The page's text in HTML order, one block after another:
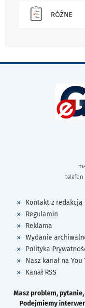
RÓŻNE
telefon
Kontakt z redakcją
Regulamin
Reklama
Wydanie
Polityka
Nasz kanał na You
Kanał RSS
Masz problem,
Podejmiemy